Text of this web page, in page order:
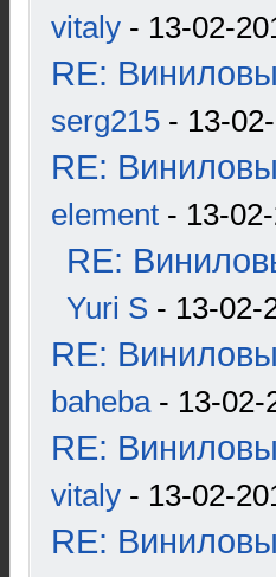
vitaly - 13-02-
RE:
serg215 - 13-
RE:
element - 13-
RE:
Yuri S - 13-02-
RE:
baheba- 13-02-
RE:
vitaly - 13-02-
RE: